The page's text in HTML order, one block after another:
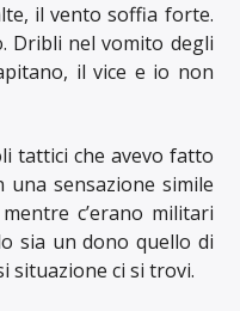
il vento soffia forte.
Dribli nel vomito degli
il vice e io non
tattici che avevo fatto
sensazione simile
c’erano militari
sia un dono quello di
situazione ci si trovi.